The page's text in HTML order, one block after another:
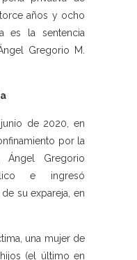
años y ocho
es la sentencia
Gregorio M.
de 2020, en
por la
Ángel Gregorio
e ingresó
su expareja, en
una mujer de
(el último en